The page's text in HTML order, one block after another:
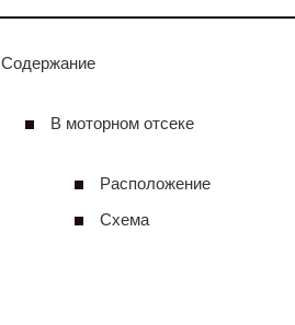
Содержание
В моторном отсеке
Расположение
Схема